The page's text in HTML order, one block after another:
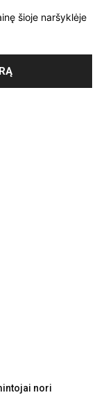
šioje naršyklėje
nori